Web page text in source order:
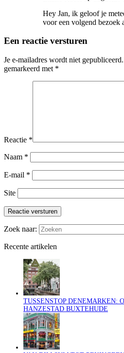
Hey Jan, ik geloof je
voor een volgend bezoek
Een reactie versturen
Je e-mailadres wordt niet gepubliceerd.
gemarkeerd met *
Reactie *
Naam *
E-mail *
Site
Reactie versturen
Zoek naar:
Recente artikelen
TUSSENSTOP DENEMARKEN:
HANZESTAD BUXTEHUDE